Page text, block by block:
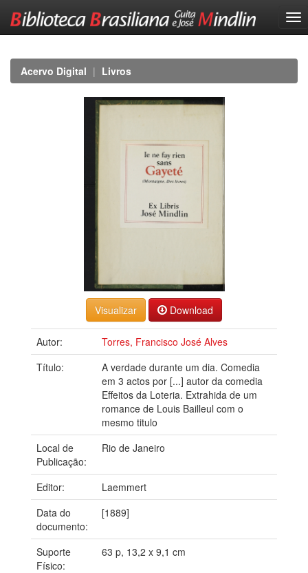
navigationAcervo Digital Livros
Visualizar Download
Autor:
Torres, Francisco José Alves
Título:
A verdade durante um dia. Comedia
em 3 actos por [...] autor da comedia
Effeitos da Loteria. Extrahida de um
romance de Louis Bailleul com o
mesmo titulo
Local de
Publicação:
Rio de Janeiro
Editor:
Laemmert
Data do
documento:
[1889]
Suporte
Físico:
63 p, 13,2 x 9,1 cm